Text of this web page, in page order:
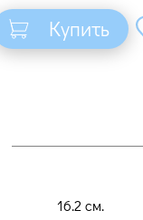
Купить
16.2 cм.